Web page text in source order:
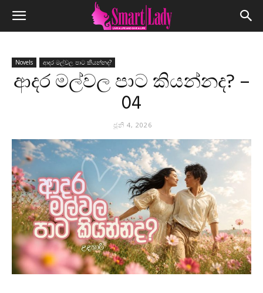
Novels ආදර මල්වල පාට කියන්නද?
ආදර මල්වල පාට කියන්නද? –
04
ජූනි 4, 2026